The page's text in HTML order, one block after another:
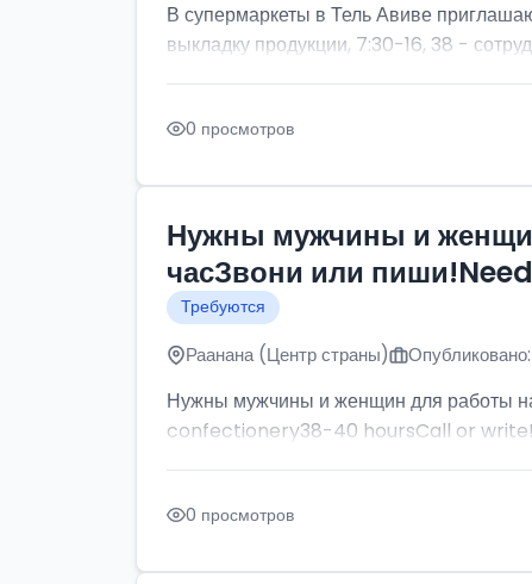
В супермаркеты в Тель Авиве
выкладку продукции, 7:30-16, 38 -
0 просмотров
Нужны мужчины и
часЗвони или
Требуются
Раанана (Центр страны)
Нужны мужчины и женщин для работы
confectionery38-40 hoursCall or write!
0 просмотров